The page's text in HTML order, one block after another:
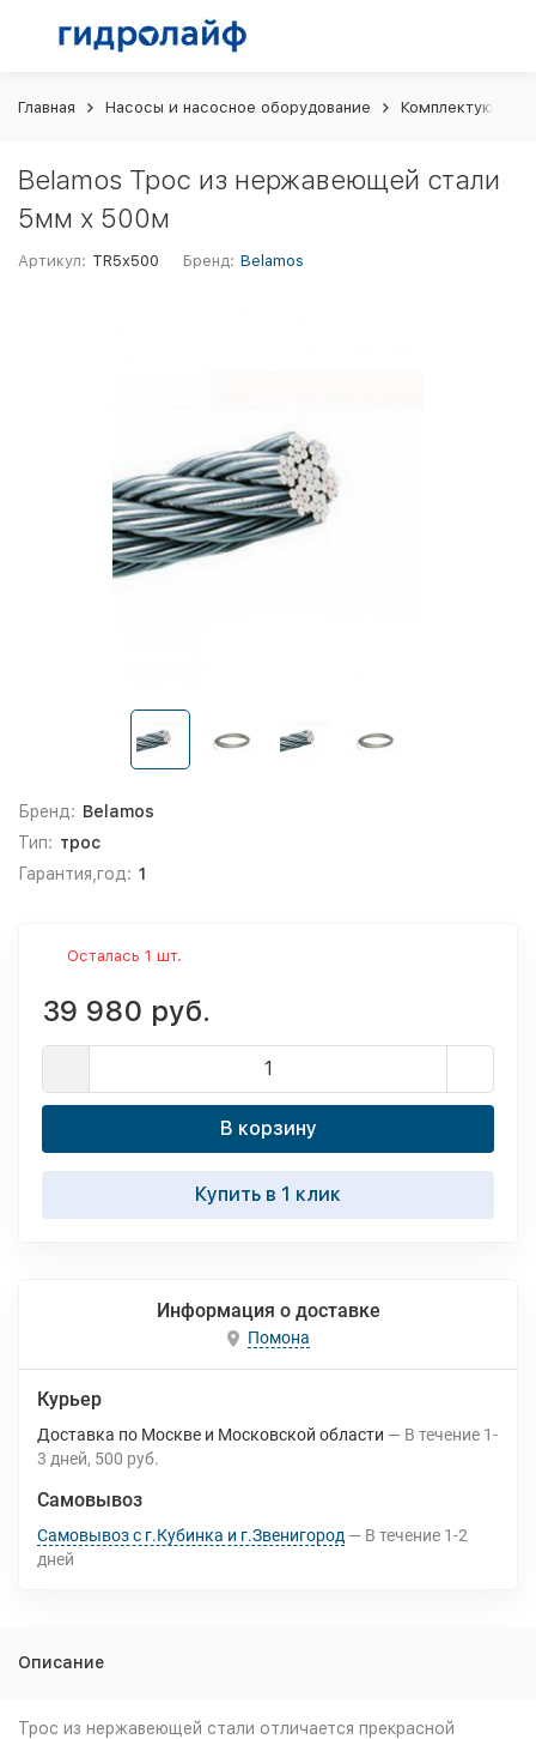
Главная Насосы и насосное оборудование Комплектующие
Belamos Трос из нержавеющей стали
5мм х 500м
Артикул: TR5x500 Бренд: Belamos
Бренд: Belamos
Тип: трос
Гарантия,год: 1
Осталась 1 шт.
39 980 руб.
В корзину
Купить в 1 клик
Информация о доставке
Помона
Курьер
Доставка по Москве и Московской области В течение 1-
3 дней 500 руб.
Самовывоз
Самовывоз с г.Кубинка и г.Звенигород В течение 1-2
дней
Описание
Трос из нержавеющей стали отличается прекрасной